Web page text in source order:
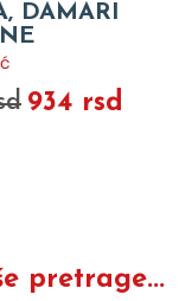
DAMARI
934 rsd
pretrage...